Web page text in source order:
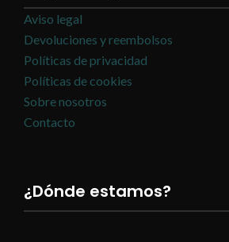
Aviso legal
Devoluciones y reembolsos
Políticas de privacidad
Políticas de cookies
Sobre nosotros
Contacto
¿Dónde estamos?